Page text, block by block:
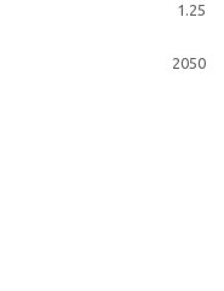
1.25
2050